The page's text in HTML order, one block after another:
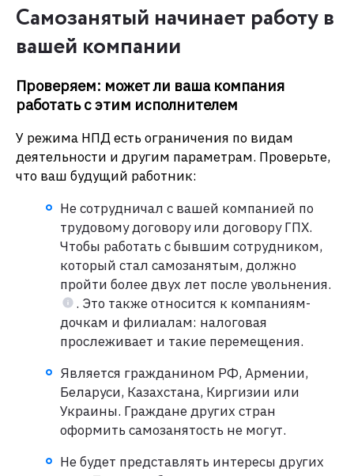
Самозанятый начинает работу в
вашей компании
Проверяем: может ли ваша компания
работать с этим исполнителем
У режима НПД есть ограничения по видам
деятельности и другим параметрам. Проверьте,
что ваш будущий работник:
Не сотрудничал с вашей компанией по
трудовому договору или договору ГПХ.
Чтобы работать с бывшим сотрудником,
который стал самозанятым, должно
пройти более двух лет после увольнения.
. Это также относится к компаниям-
дочкам и филиалам: налоговая
прослеживает и такие перемещения.
Является гражданином РФ, Армении,
Беларуси, Казахстана, Киргизии или
Украины. Граждане других стран
оформить самозанятость не могут.
Не будет представлять интересы других